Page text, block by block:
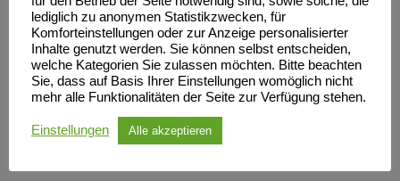
(Lessingstraße 1, 17033 Neubrandenburg)
Ansprechpartner: Wilhelm Scheibeler (Leiter Jugendarbeit)
Email: jugend@sc-neubrandenburg.de
lediglich zu anonymen Statistikzwecken, für
Komforteinstellungen oder zur Anzeige personalisierter
Inhalte genutzt werden. Sie können selbst entscheiden,
welche Kategorien Sie zulassen möchten. Bitte beachten
Sie, dass auf Basis Ihrer Einstellungen womöglich nicht
mehr alle Funktionalitäten der Seite zur Verfügung stehen.
Einstellungen Alle akzeptieren